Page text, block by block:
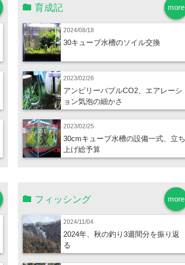
more
育成記
2024/08/18
30キューブ水槽のソイル交換
2023/02/26
アンビリーバブルCO2、エアレーシ
ョン気泡の細かさ
2023/02/25
30cmキューブ水槽の設備一式、立ち
上げ総予算
more
フィッシング
2024/11/04
2024年、秋の釣り3週間分を振り返
る